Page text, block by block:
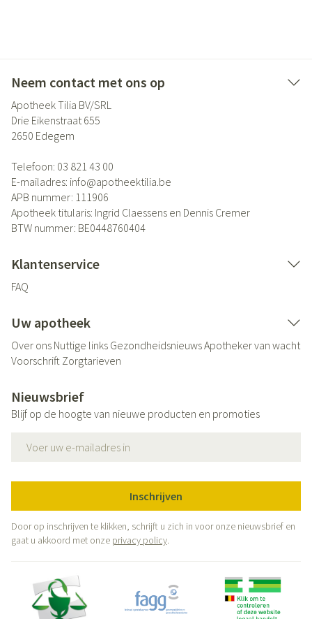
Neem contact met ons op
Apotheek Tilia BV/SRL
Drie Eikenstraat 655
2650 Edegem
Telefoon: 03 821 43 00
E-mailadres: info@apotheektilia.be
APB nummer: 111906
Apotheek titularis: Ingrid Claessens en Dennis Cremer
BTW nummer: BE0448760404
Klantenservice
FAQ
Uw apotheek
Over ons Nuttige links GezondheidsnieuwsApotheker van wacht
Voorschrift Zorgtarieven
Nieuwsbrief
Blijf op de hoogte van nieuwe producten en promoties
Inschrijven
Door op inschrijven te klikken, schrijft u zich in voor onze nieuwsbrief en
gaat u akkoord met onze privacy policy.